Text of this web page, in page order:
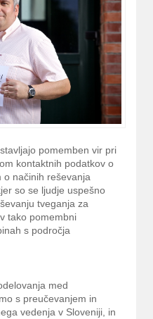
pomemben vir pri
kontaktnih podatkov o
o načinih reševanja
so se ljudje uspešno
tveganja za
tako pomembni
s področja
med
s preučevanjem in
vedenja v Sloveniji, in